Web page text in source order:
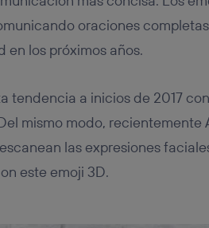
oraciones
los próximos años.
tendencia a inicios de 2017
mismo modo,
las expresiones
este emoji 3D.